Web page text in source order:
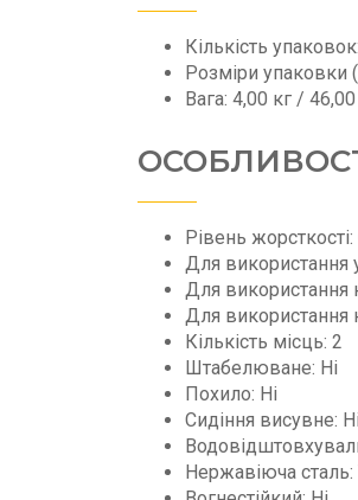
Кількість
Розміри
Вага: 4,00 кг /
Рівень
Для використання
Для використання
Для використання
Кількість місць: 2
Штабелюване: Ні
Похило: Ні
Сидіння висувне: Ні
Нержавіюча сталь: